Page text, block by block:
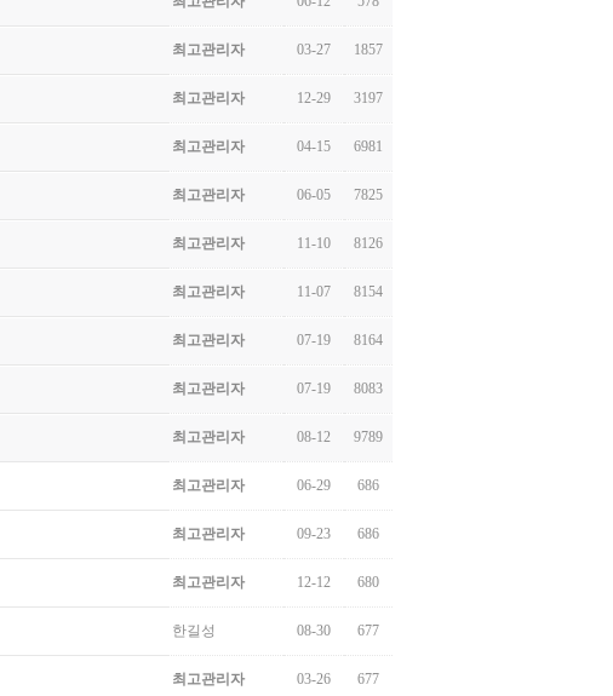
최고관리자 03-27 1857
최고관리자 12-29 3197
최고관리자 04-15 6981
최고관리자 06-05 7825
최고관리자 11-10 8126
최고관리자 11-07 8154
최고관리자 07-19 8164
최고관리자 07-19 8083
최고관리자 08-12 9789
최고관리자 06-29 686
최고관리자 09-23 686
최고관리자 12-12 680
한길성 08-30 677
최고관리자 03-26 677